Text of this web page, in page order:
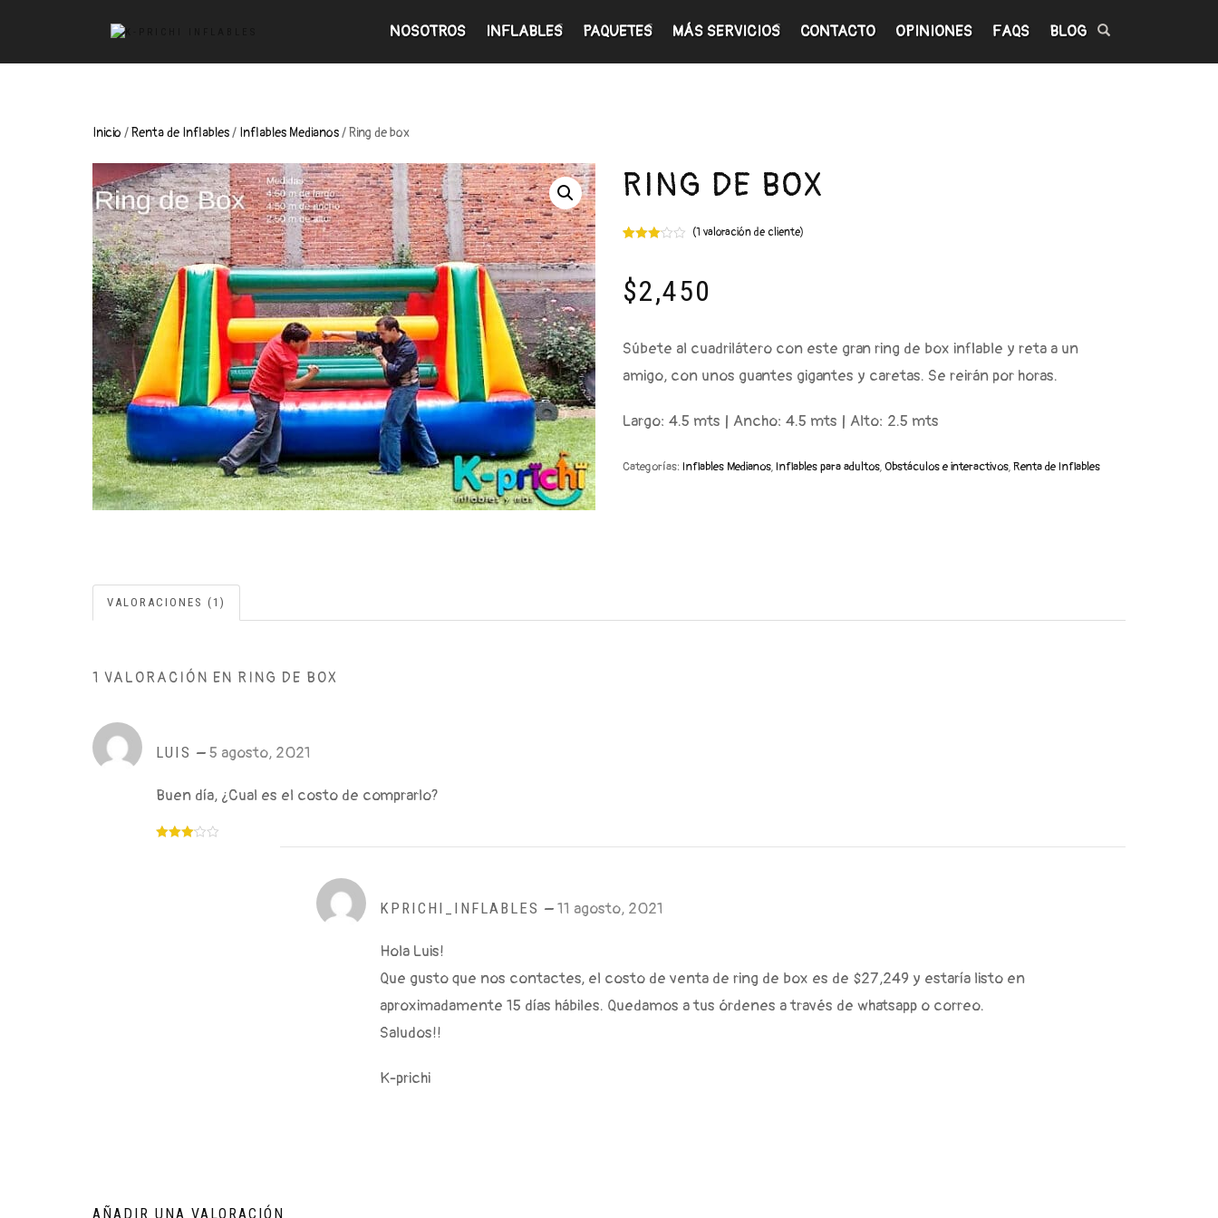
NOSOTROS INFLABLES PAQUETES MÁS SERVICIOS CONTACTO OPINIONES FAQS BLOG
Inicio /Renta de Inflables/ Inflables Medianos/ Ring de box
RING DE BOX
sobre
5
basado
cliente
(1 valoración de cliente)
$2,450
Súbete al cuadrilátero con este gran ring de box inflable y reta a un
amigo, con unos guantes gigantes y caretas. Se reirán por horas.
Largo: 4.5 mts | Ancho: 4.5 mts | Alto: 2.5 mts
Categorías:Inflables Medianos,Inflables para adultos,Obstáculos e interactivos,Renta de Inflables
VALORACIONES (1)
1 VALORACIÓN EN RING DE BOX
LUIS –5 agosto, 2021
Buen día, ¿Cual es el costo de comprarlo?
KPRICHI_INFLABLES– 11 agosto, 2021
Hola Luis!
Que gusto que nos contactes, el costo de venta de ring de box es de $27,249 y estaría listo en
aproximadamente 15 días hábiles. Quedamos a tus órdenes a través de whatsapp o correo.
Saludos!!
K-prichi
AÑADIR UNA VALORACIÓN